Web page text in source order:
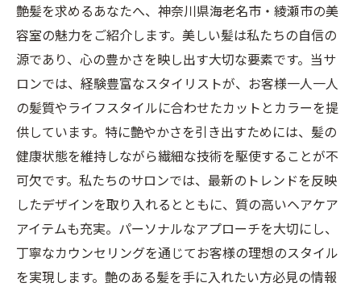
艶髪を求めるあなたへ、神奈川県海老名市・綾瀬市の美
容室の魅力をご紹介します。美しい髪は私たちの自信の
源であり、心の豊かさを映し出す大切な要素です。当サ
ロンでは、経験豊富なスタイリストが、お客様一人一人
の髪質やライフスタイルに合わせたカットとカラーを提
供しています。特に艶やかさを引き出すためには、髪の
健康状態を維持しながら繊細な技術を駆使することが不
可欠です。私たちのサロンでは、最新のトレンドを反映
したデザインを取り入れるとともに、質の高いヘアケア
アイテムも充実。パーソナルなアプローチを大切にし、
丁寧なカウンセリングを通じてお客様の理想のスタイル
を実現します。艶のある髪を手に入れたい方必見の情報